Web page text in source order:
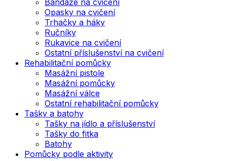
Opasky na cvičení
Trhačky a háky
Ručníky
Rukavice na cvičení
Ostatní příslušenství na cvičení
Rehabilitační pomůcky
Masážní pistole
Masážní pomůcky
Masážní válce
Ostatní rehabilitační pomůcky
Tašky a batohy
Tašky na jídlo a příslušenství
Tašky do fitka
Batohy
Pomůcky podle aktivity